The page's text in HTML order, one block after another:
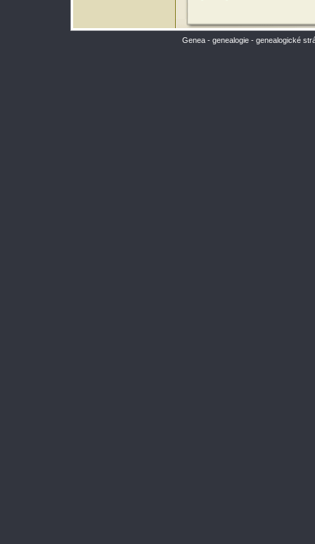
Genea - genealogie - genealogické